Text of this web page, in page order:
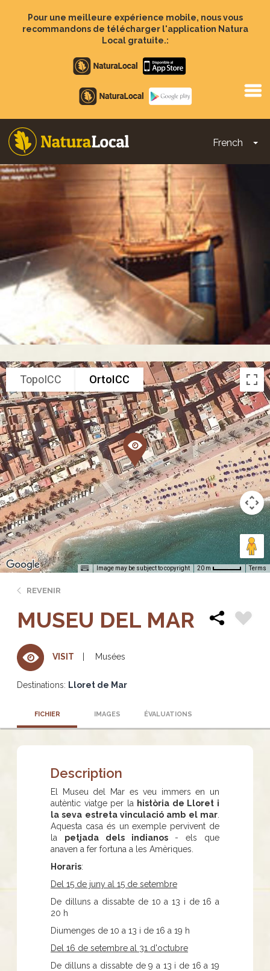
contenu
Pour une meilleure expérience mobile, nous vous
recommandons de télécharger l'application Natura
Local gratuite.:
Apple
store
Google
Play
French
Main
navigation
TopoICC OrtoICC
Image may be subject to copyright 20 m Terms
REVENIR
MUSEU DEL MAR
VISIT Musées
Destinations: Lloret de Mar
FICHIER IMAGES ÉVALUATIONS
Description
El Museu del Mar es veu immers en un
autèntic viatge per la història de Lloret i
la seva estreta vinculació amb el mar
Aquesta casa és un exemple pervivent de
la petjada dels indianos- els que
anaven a fer fortuna a les Amèriques.
Horaris:
Del 15 de juny al 15 de setembre
De dilluns a dissabte de 10 a 13 i de 16 a
20 h
Diumenges de 10 a 13 i de 16 a 19 h
Del 16 de setembre al 31 d'octubre
De dilluns a dissabte de 9 a 13 i de 16 a 19